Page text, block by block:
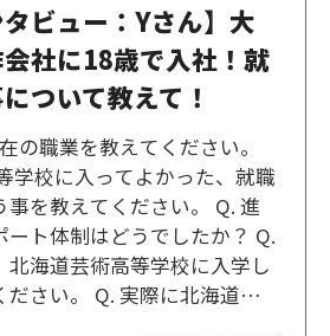
タビュー：Yさん】大
社に18歳で入社！就
ついて教えて！
の職業を教えてください。
学校に入ってよかった、就職
事を教えてください。 Q. 進
ート体制はどうでしたか？ Q.
北海道芸術高等学校に入学し
さい。 Q. 実際に北海道芸術